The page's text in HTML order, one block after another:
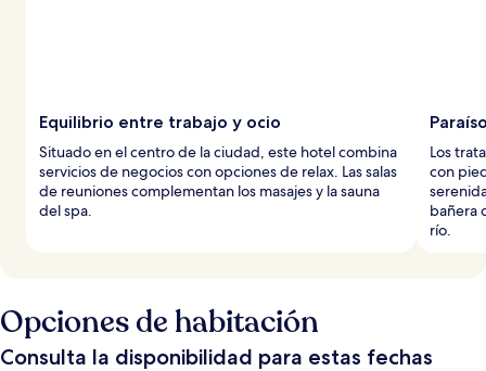
Equilibrio entre trabajo y ocio
Situado en el centro de la ciudad, este hotel combina
servicios de negocios con opciones de relax. Las salas
de reuniones complementan los masajes y la sauna
del spa.
Los
con
bañera
río.
Opciones de habitación
Consulta la disponibilidad para estas fechas